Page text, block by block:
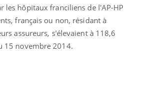
les hôpitaux franciliens de l'AP-HP
français ou non, résidant à
assureurs, s'élevaient à 118,6
15 novembre 2014.